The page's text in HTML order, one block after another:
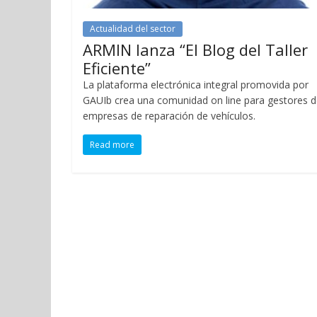
Actualidad del sector
ARMIN lanza “El Blog del Taller
Eficiente”
La plataforma electrónica integral promovida por
GAUIb crea una comunidad on line para gestores
empresas de reparación de vehículos.
Read more